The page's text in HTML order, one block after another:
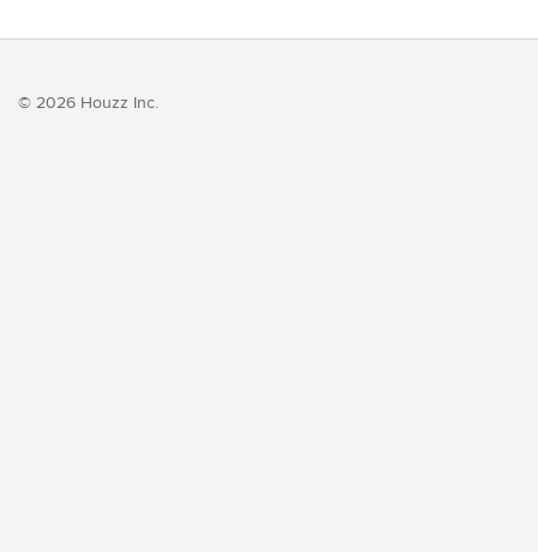
© 2026 Houzz Inc.